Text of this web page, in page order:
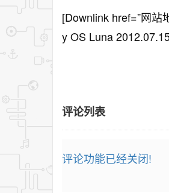
[Downlink href=”网站
y OS Luna
评论列表
评论功能已经关闭!